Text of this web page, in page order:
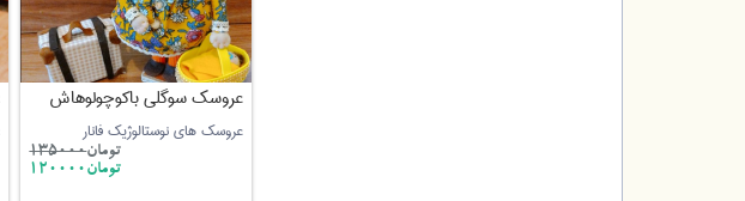
عروسک سوگلی باکوچولوهاش
عروسک های نوستالوژیک فانار
تومان135000
تومان120000